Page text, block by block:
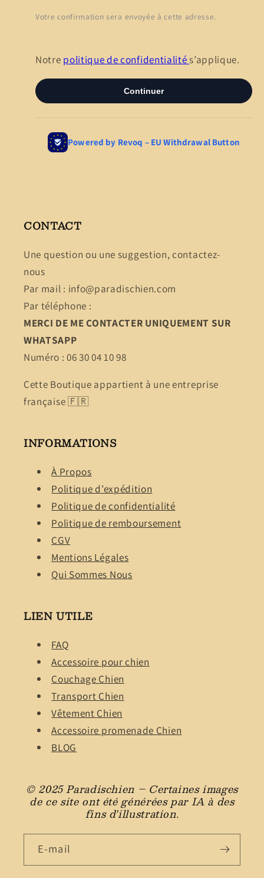
CONTACT
Une question ou une suggestion, contactez-
nous
Par mail : info@paradischien.com
Par téléphone :
MERCI DE ME CONTACTER UNIQUEMENT SUR
WHATSAPP
Numéro : 06 30 04 10 98
Cette Boutique appartient à une entreprise
française 🇫🇷
INFORMATIONS
À Propos
Politique d’expédition
Politique de confidentialité
Politique de remboursement
CGV
Mentions Légales
Qui Sommes Nous
LIEN UTILE
FAQ
Accessoire pour chien
Couchage Chien
Transport Chien
Vêtement Chien
Accessoire promenade Chien
BLOG
© 2025 Paradischien – Certaines images
de ce site ont été générées par IA à des
fins d’illustration.
E-mail